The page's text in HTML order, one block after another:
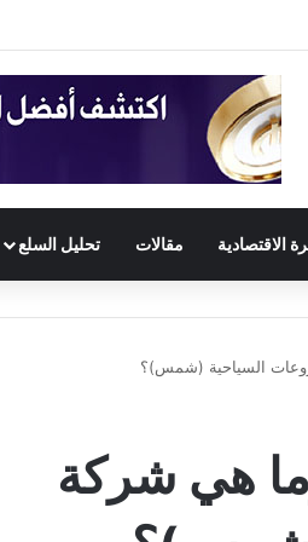
الاقتصادية مقالات تحليل السلع
السياحية (شمس)؟
هي شركة